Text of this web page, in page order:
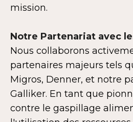
mission.
Notre Partenariat avec
Nous collaborons
partenaires majeurs tels
Migros, Denner, et notre
Galliker. En tant que
contre le gaspillage